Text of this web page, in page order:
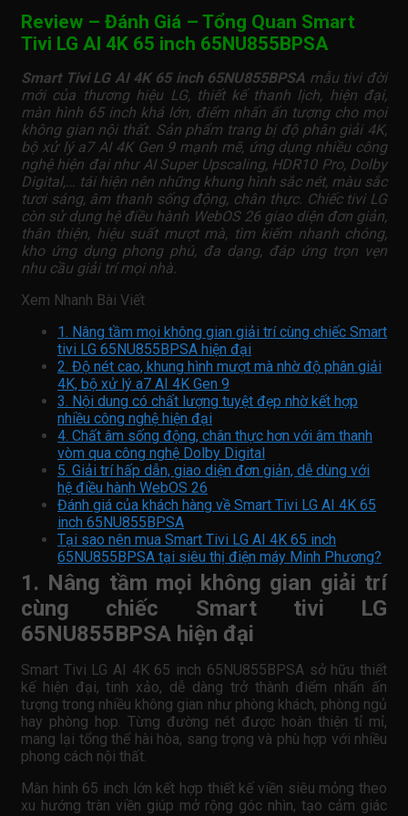
Review – Đánh Giá – Tổng Quan Smart
Tivi LG AI 4K 65 inch 65NU855BPSA
Smart Tivi LG AI 4K 65 inch 65NU855BPSA mẫu tivi đời
mới của thương hiệu LG, thiết kế thanh lịch, hiện đại,
màn hình 65 inch khá lớn, điểm nhấn ấn tượng cho mọi
không gian nội thất. Sản phẩm trang bị độ phân giải 4K,
bộ xử lý a7 AI 4K Gen 9 mạnh mẽ, ứng dụng nhiều công
nghệ hiện đại như AI Super Upscaling, HDR10 Pro, Dolby
Digital,… tái hiện nên những khung hình sắc nét, màu sắc
tươi sáng, âm thanh sống động, chân thực. Chiếc tivi LG
còn sử dụng hệ điều hành WebOS 26 giao diện đơn giản,
thân thiện, hiệu suất mượt mà, tìm kiếm nhanh chóng,
kho ứng dụng phong phú, đa dạng, đáp ứng trọn vẹn
nhu cầu giải trí mọi nhà.
Xem Nhanh Bài Viết
1. Nâng tầm mọi không gian giải trí cùng chiếc Smart
tivi LG 65NU855BPSA hiện đại
2. Độ nét cao, khung hình mượt mà nhờ độ phân giải
4K, bộ xử lý a7 AI 4K Gen 9
3. Nội dung có chất lượng tuyệt đẹp nhờ kết hợp
nhiều công nghệ hiện đại
4. Chất âm sống động, chân thực hơn với âm thanh
vòm qua công nghệ Dolby Digital
5. Giải trí hấp dẫn, giao diện đơn giản, dễ dùng với
hệ điều hành WebOS 26
Đánh giá của khách hàng về Smart Tivi LG AI 4K 65
inch 65NU855BPSA
Tại sao nên mua Smart Tivi LG AI 4K 65 inch
65NU855BPSA tại siêu thị điện máy Minh Phương?
1. Nâng tầm mọi không gian giải trí
cùng chiếc Smart tivi LG
65NU855BPSA hiện đại
Smart Tivi LG AI 4K 65 inch 65NU855BPSA sở hữu thiết
kế hiện đại, tinh xảo, dễ dàng trở thành điểm nhấn ấn
tượng trong nhiều không gian như phòng khách, phòng ngủ
hay phòng họp. Từng đường nét được hoàn thiện tỉ mỉ,
mang lại tổng thể hài hòa, sang trọng và phù hợp với nhiều
phong cách nội thất.
Màn hình 65 inch lớn kết hợp thiết kế viền siêu mỏng theo
xu hướng tràn viền giúp mở rộng góc nhìn, tạo cảm giác